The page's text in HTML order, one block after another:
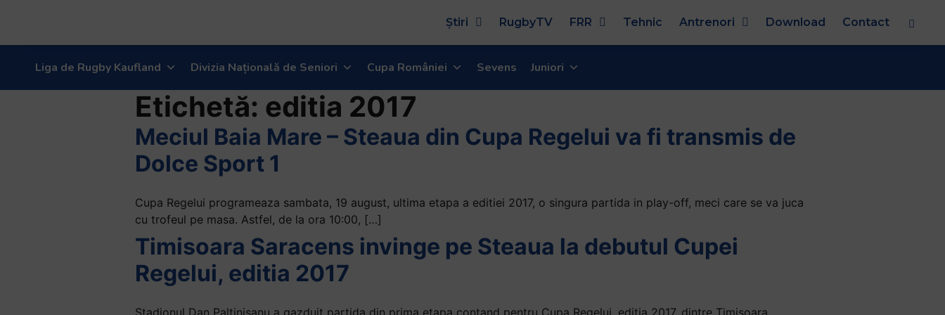
Știri RugbyTV FRR Tehnic Antrenori Download Contact
Liga de Rugby Kaufland Divizia Națională de Seniori Cupa României Sevens Juniori
Etichetă: editia 2017
Meciul Baia Mare – Steaua din Cupa Regelui va fi transmis de
Dolce Sport 1
Cupa Regelui programeaza sambata, 19 august, ultima etapa a editiei 2017, o singura partida in play-off, meci care se va juca
cu trofeul pe masa. Astfel, de la ora 10:00, […]
Timisoara Saracens invinge pe Steaua la debutul Cupei
Regelui, editia 2017
Stadionul Dan Paltinisanu a gazduit partida din prima etapa contand pentru Cupa Regelui, editia 2017, dintre Timisoara